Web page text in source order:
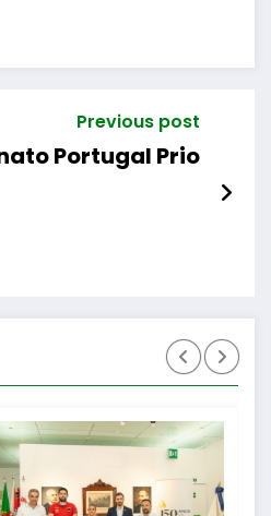
Previous post
Portugal Prio